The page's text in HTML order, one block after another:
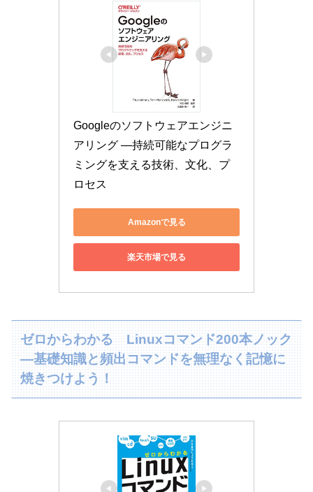
Googleのソフトウェアエンジニ
アリング ―持続可能なプログラ
ミングを支える技術、文化、プ
ロセス
Amazonで見る
楽天市場で見る
ゼロからわかる Linuxコマンド200本ノック
―基礎知識と頻出コマンドを無理なく記憶に
焼きつけよう！